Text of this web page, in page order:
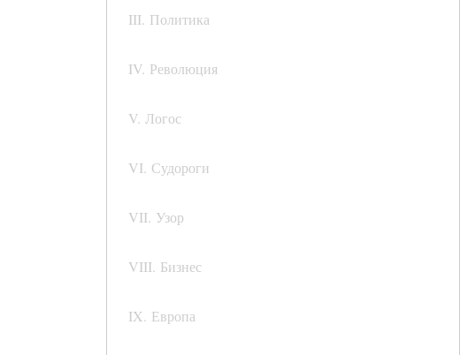
III. Политика
IV. Революция
V. Логос
VI. Судороги
VII. Узор
VIII. Бизнес
IX. Европа